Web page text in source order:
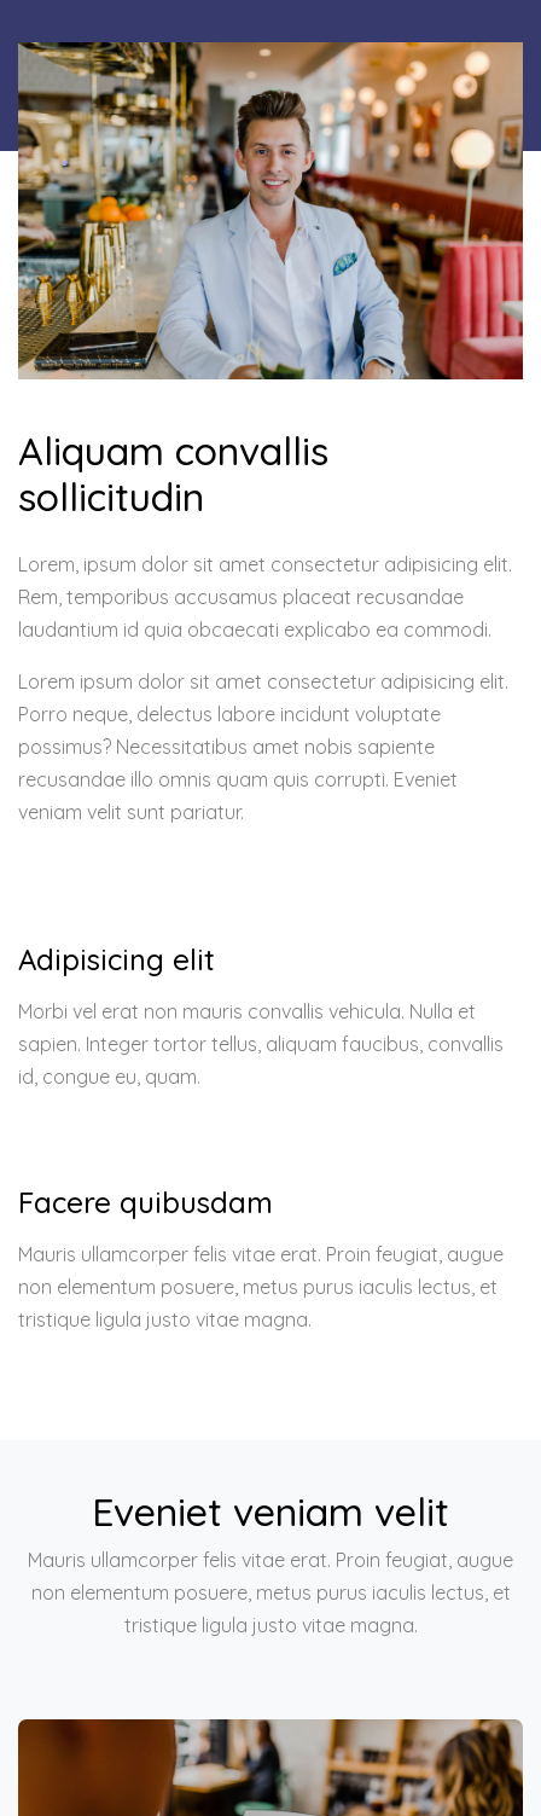
Aliquam convallis
sollicitudin
Lorem, ipsum dolor sit amet consectetur adipisicing elit.
Rem, temporibus accusamus placeat recusandae
laudantium id quia obcaecati explicabo ea commodi.
Lorem ipsum dolor sit amet consectetur adipisicing elit.
Porro neque, delectus labore incidunt voluptate
possimus? Necessitatibus amet nobis sapiente
recusandae illo omnis quam quis corrupti. Eveniet
veniam velit sunt pariatur.
Adipisicing elit
Morbi vel erat non mauris convallis vehicula. Nulla et
sapien. Integer tortor tellus, aliquam faucibus, convallis
id, congue eu, quam.
Facere quibusdam
Mauris ullamcorper felis vitae erat. Proin feugiat, augue
non elementum posuere, metus purus iaculis lectus, et
tristique ligula justo vitae magna.
Eveniet veniam velit
Mauris ullamcorper felis vitae erat. Proin feugiat, augue
non elementum posuere, metus purus iaculis lectus, et
tristique ligula justo vitae magna.